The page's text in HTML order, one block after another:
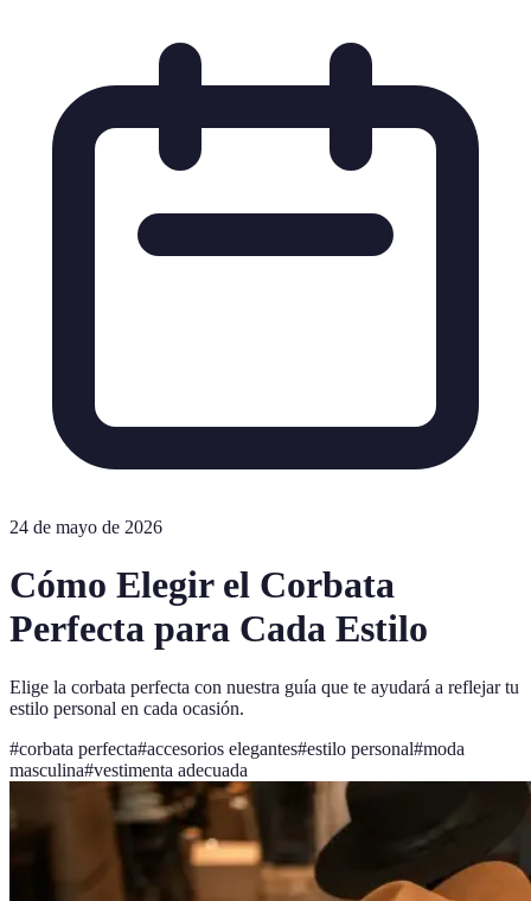
24 de mayo de 2026
Cómo Elegir el Corbata
Perfecta para Cada Estilo
Elige la corbata perfecta con nuestra guía que te ayudará a reflejar tu
estilo personal en cada ocasión.
#corbata perfecta#accesorios elegantes#estilo personal#moda
masculina#vestimenta adecuada